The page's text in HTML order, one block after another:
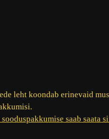
leht koondab erinevaid
saab saata